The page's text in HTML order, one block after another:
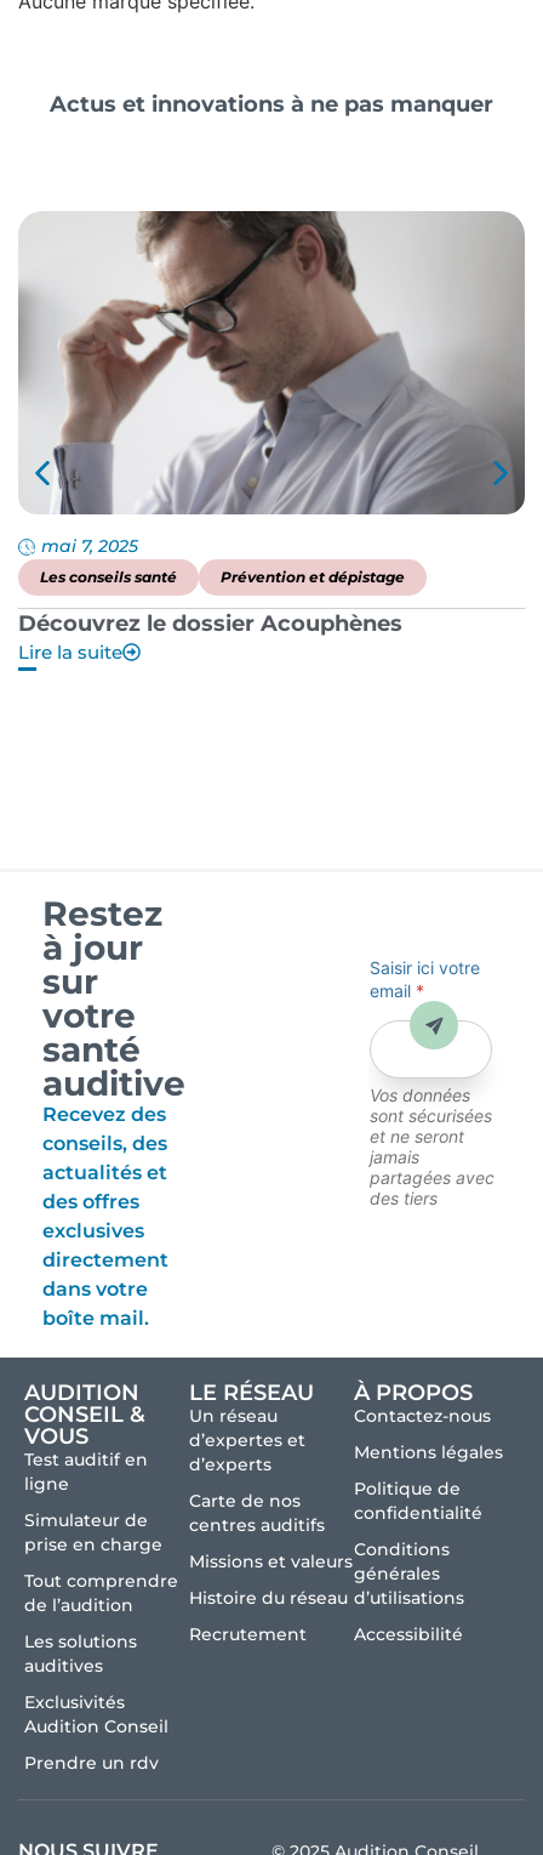
Actus et innovations à ne pas manquer
mai 7, 2025
Les conseils santé Prévention et dépistage
Découvrez le dossier Acouphènes
Lire la suite
Restez
à jour
sur
votre
santé
auditive
Recevez des
conseils, des
actualités et
des offres
exclusives
directement
dans votre
boîte mail.
Saisir ici votre
email *
Vos données
sont sécurisées
et ne seront
jamais
partagées avec
des tiers
Envoyer
AUDITION
CONSEIL &
VOUS
Test auditif en
ligne
Simulateur de
prise en charge
Tout comprendre
de l’audition
Les solutions
auditives
Exclusivités
Audition Conseil
Prendre un rdv
LE RÉSEAU
Un réseau
d’expertes et
d’experts
Carte de nos
centres auditifs
Missions et valeurs
Histoire du réseau
Recrutement
À PROPOS
Contactez-nous
Mentions légales
Politique de
confidentialité
Conditions
générales
d’utilisations
Accessibilité